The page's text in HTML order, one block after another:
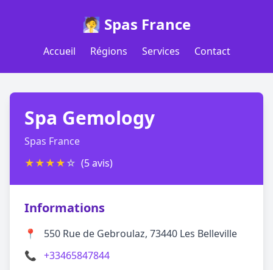
🧖 Spas France
Accueil Régions Services Contact
Spa Gemology
Spas France
★★★★☆ (5 avis)
Informations
📍
550 Rue de Gebroulaz, 73440 Les Belleville
📞 +33465847844